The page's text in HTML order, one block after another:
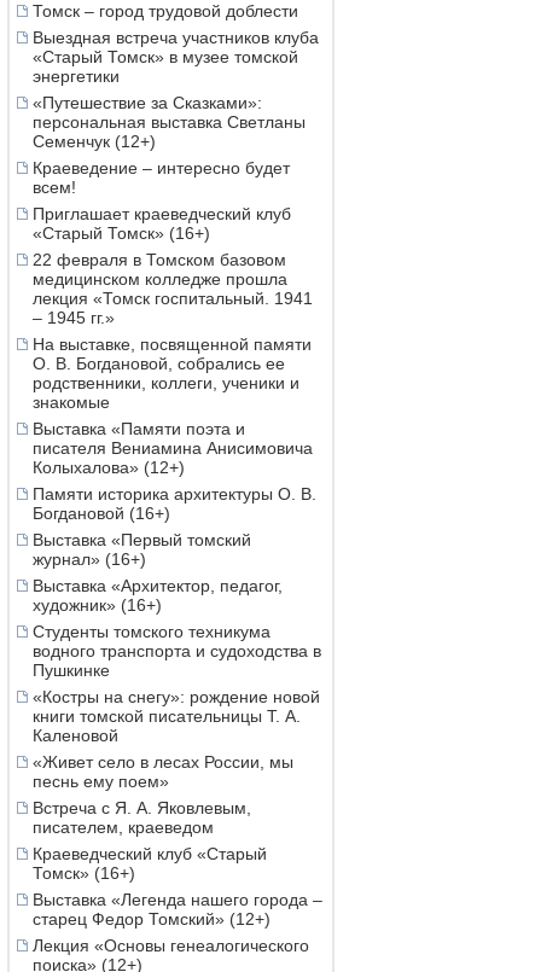
Томск – город трудовой доблести
Выездная встреча участников клуба
«Старый Томск» в музее томской
энергетики
«Путешествие за Сказками»:
персональная выставка Светланы
Семенчук (12+)
Краеведение – интересно будет
всем!
Приглашает краеведческий клуб
«Старый Томск» (16+)
22 февраля в Томском базовом
медицинском колледже прошла
лекция «Томск госпитальный. 1941
– 1945 гг.»
На выставке, посвященной памяти
О. В. Богдановой, собрались ее
родственники, коллеги, ученики и
знакомые
Выставка «Памяти поэта и
писателя Вениамина Анисимовича
Колыхалова» (12+)
Памяти историка архитектуры О. В.
Богдановой (16+)
Выставка «Первый томский
журнал» (16+)
Выставка «Архитектор, педагог,
художник» (16+)
Студенты томского техникума
водного транспорта и судоходства в
Пушкинке
«Костры на снегу»: рождение новой
книги томской писательницы Т. А.
Каленовой
«Живет село в лесах России, мы
песнь ему поем»
Встреча с Я. А. Яковлевым,
писателем, краеведом
Краеведческий клуб «Старый
Томск» (16+)
Выставка «Легенда нашего города –
старец Федор Томский» (12+)
Лекция «Основы генеалогического
поиска» (12+)